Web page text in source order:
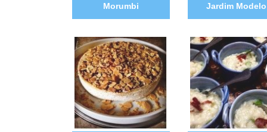
Morumbi
Jardim Modelo